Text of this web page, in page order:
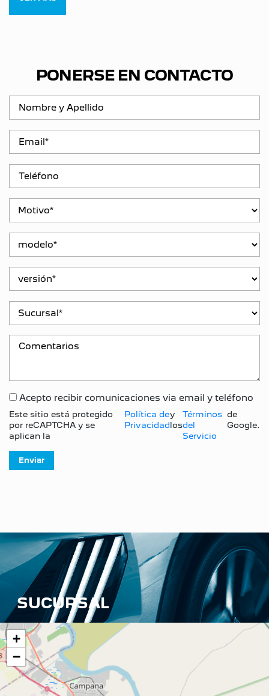
PONERSE EN CONTACTO
Acepto recibir comunicaciones via email y teléfono
Este sitio está protegido
por reCAPTCHA y se
aplican la
Política de
Privacidad
y
los
Términos
del
Servicio
de
Google.
Enviar
SUCURSAL
+
−